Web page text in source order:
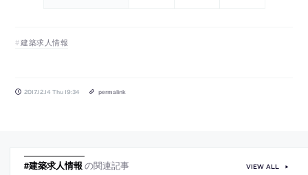
建築求人情報
2017.12.14 Thu 19:34 permalink
#建築求人情報 の関連記事 VIEW ALL